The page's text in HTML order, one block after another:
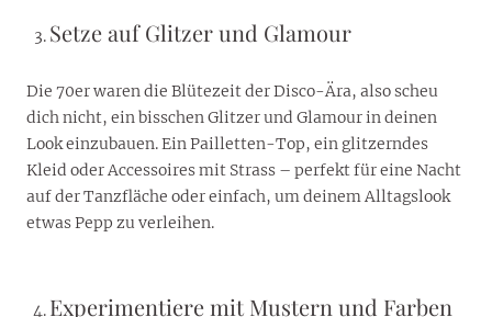
Setze auf Glitzer und Glamour
Die 70er waren die Blütezeit der Disco-Ära, also scheu
dich nicht, ein bisschen Glitzer und Glamour in deinen
Look einzubauen. Ein Pailletten-Top, ein glitzerndes
Kleid oder Accessoires mit Strass – perfekt für eine Nacht
auf der Tanzfläche oder einfach, um deinem Alltagslook
etwas Pepp zu verleihen.
Experimentiere mit Mustern und Farben